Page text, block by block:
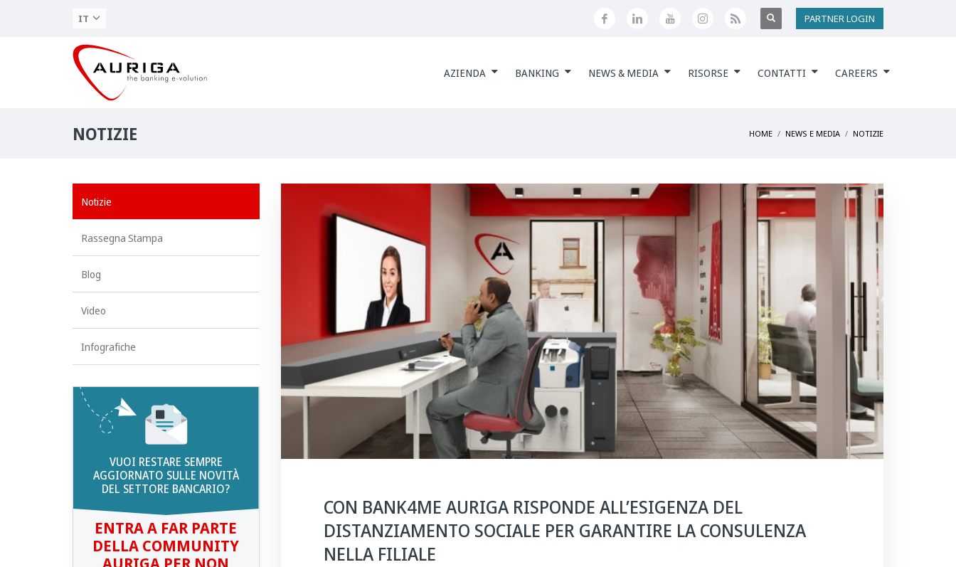
IT PARTNER LOGIN
AZIENDA BANKING NEWS & MEDIA RISORSE CONTATTI CAREERS
NOTIZIE HOME NEWS E MEDIA NOTIZIE
CON BANK4ME AURIGA RISPONDE ALL’ESIGENZA DEL
DISTANZIAMENTO SOCIALE PER GARANTIRE LA CONSULENZA
NELLA FILIALE
Notizie
Rassegna Stampa
Blog
Video
Infografiche
VUOI RESTARE SEMPRE
AGGIORNATO SULLE NOVITÀ
DEL SETTORE BANCARIO?
ENTRA A FAR PARTE
DELLA COMMUNITY
AURIGA PER NON